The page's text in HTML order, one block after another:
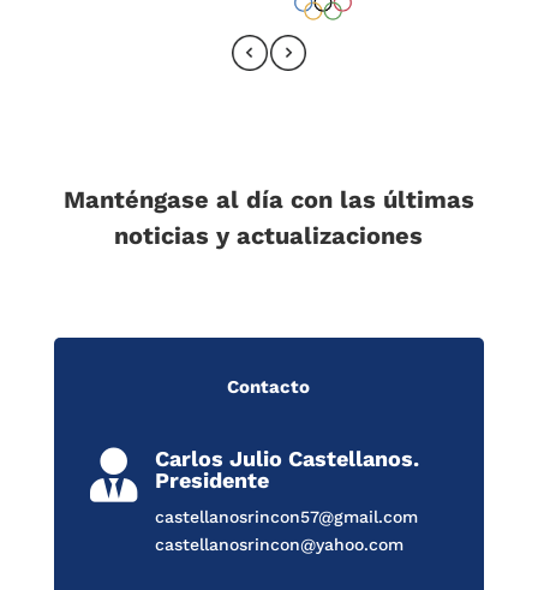
Manténgase al día con las últimas
noticias y actualizaciones
Contacto

Carlos Julio Castellanos.
Presidente
castellanosrincon57@gmail.com
castellanosrincon@yahoo.com